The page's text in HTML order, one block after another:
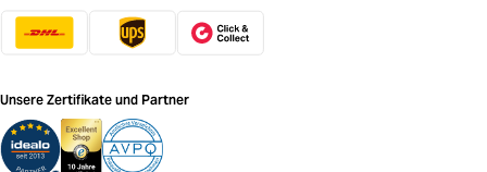
Unsere Zertifikate und Partner